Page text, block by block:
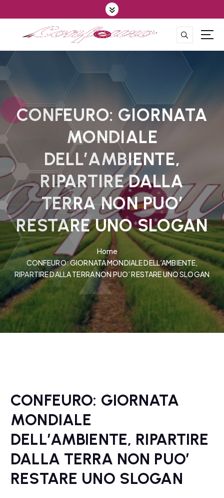
k
t
t
e
t
CONFEURO: GIORNATA
MONDIALE
DELL’AMBIENTE,
RIPARTIRE DALLA
TERRA NON PUO’
RESTARE UNO SLOGAN
Home
CONFEURO: GIORNATA MONDIALE DELL’AMBIENTE,
RIPARTIRE DALLA TERRA NON PUO’ RESTARE UNO SLOGAN
CONFEURO: GIORNATA
MONDIALE
DELL’AMBIENTE, RIPARTIRE
DALLA TERRA NON PUO’
RESTARE UNO SLOGAN